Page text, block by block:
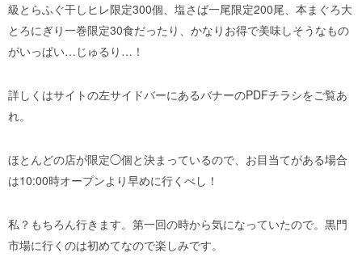
級とらふぐ干しヒレ限定300個、塩さば一尾限定200尾、本まぐろ大
とろにぎり一巻限定30食だったり、かなりお得で美味しそうなもの
がいっぱい…じゅるり…！
詳しくはサイトの左サイドバーにあるバナーのPDFチラシをご覧あ
れ。
ほとんどの店が限定◯個と決まっているので、お目当てがある場合
は10:00時オープンより早めに行くべし！
私？もちろん行きます。第一回の時から気になっていたので。黒門
市場に行くのは初めてなので楽しみです。